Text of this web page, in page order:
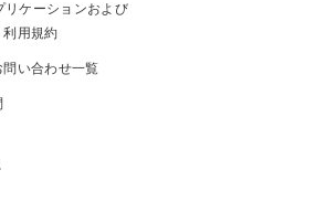
ケーションおよび
用規約
い合わせ一覧